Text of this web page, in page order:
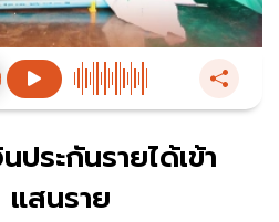
ประกันรายได้เข้า
สนราย